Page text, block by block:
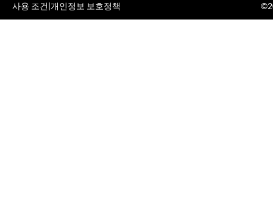
사용 조건|개인정보 보호정책